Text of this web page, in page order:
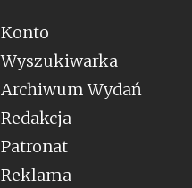
Konto
Wyszukiwarka
Archiwum Wydań
Redakcja
Patronat
Reklama